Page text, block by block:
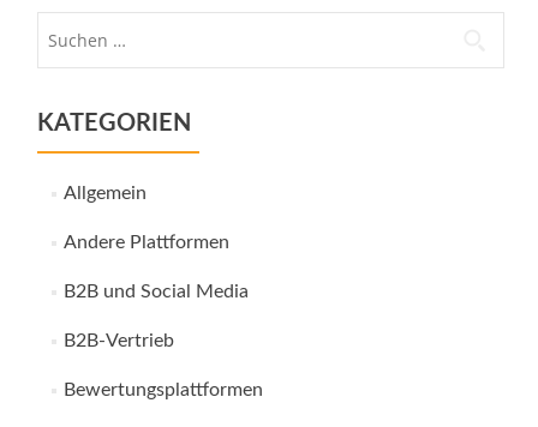
KATEGORIEN
Allgemein
Andere Plattformen
B2B und Social Media
B2B-Vertrieb
Bewertungsplattformen